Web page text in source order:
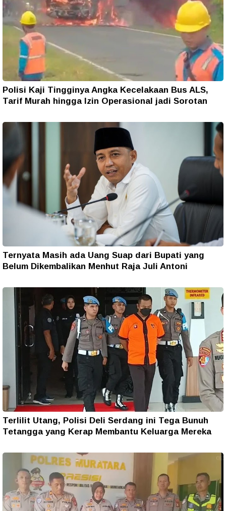
Polisi Kaji Tingginya Angka Kecelakaan Bus ALS,
Tarif Murah hingga Izin Operasional jadi Sorotan
Ternyata Masih ada Uang Suap dari Bupati yang
Belum Dikembalikan Menhut Raja Juli Antoni
Terlilit Utang, Polisi Deli Serdang ini Tega Bunuh
Tetangga yang Kerap Membantu Keluarga Mereka